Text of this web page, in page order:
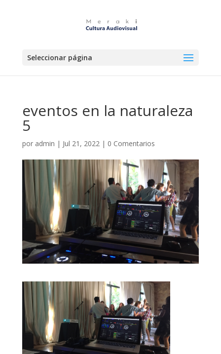
Seleccionar página
eventos en la naturaleza
5
por admin | Jul 21, 2022| 0 Comentarios